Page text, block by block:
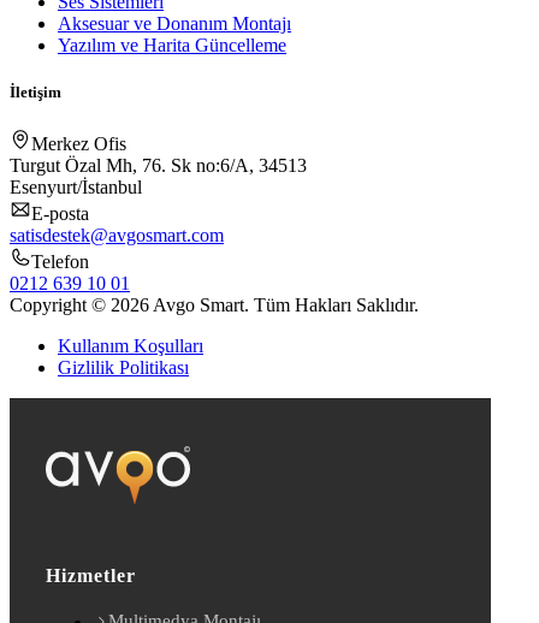
Aksesuar ve Donanım Montajı
Yazılım ve Harita Güncelleme
İletişim
Merkez Ofis
Turgut Özal Mh, 76. Sk no:6/A, 34513
Esenyurt/İstanbul
E-posta
satisdestek@avgosmart.com
Telefon
0212 639 10 01
Copyright © 2026 Avgo Smart. Tüm Hakları Saklıdır.
Kullanım Koşulları
Gizlilik Politikası
Hizmetler